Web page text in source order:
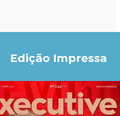
Edição Impressa